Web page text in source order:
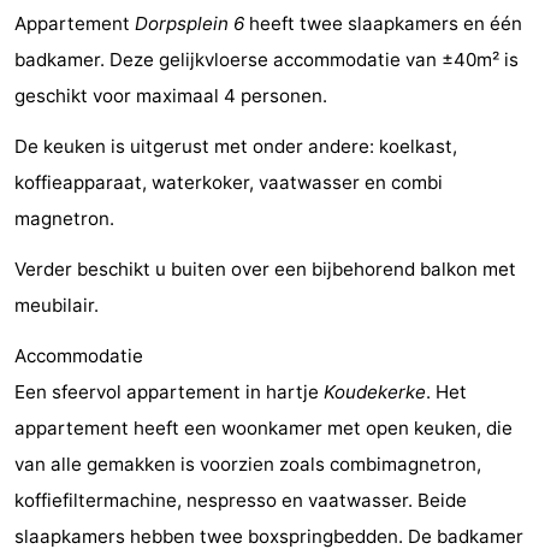
Dishoek
breakfasts)
Hotels
-
Duinhof
Dishoek
-
Galgewei
-
Meerpaal
-
Noordzee
Resort
Vlissingen
-
Noordzee
Résidence
-
Strandcamping
-
Appartement Dorpsplein 6 heeft twee slaapkamers en één
badkamer. Deze gelijkvloerse accommodatie van ±40m² is
geschikt voor maximaal 4 personen.
De keuken is uitgerust met onder andere: koelkast,
koffieapparaat, waterkoker, vaatwasser en combi
magnetron.
Verder beschikt u buiten over een bijbehorend balkon met
meubilair.
Accommodatie
Een sfeervol appartement in hartje Koudekerke. Het
appartement heeft een woonkamer met open keuken, die
van alle gemakken is voorzien zoals combimagnetron,
koffiefiltermachine, nespresso en vaatwasser. Beide
slaapkamers hebben twee boxspringbedden. De badkamer